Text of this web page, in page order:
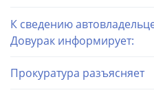
К сведению
Довурак информирует:
Прокуратура разъясняет